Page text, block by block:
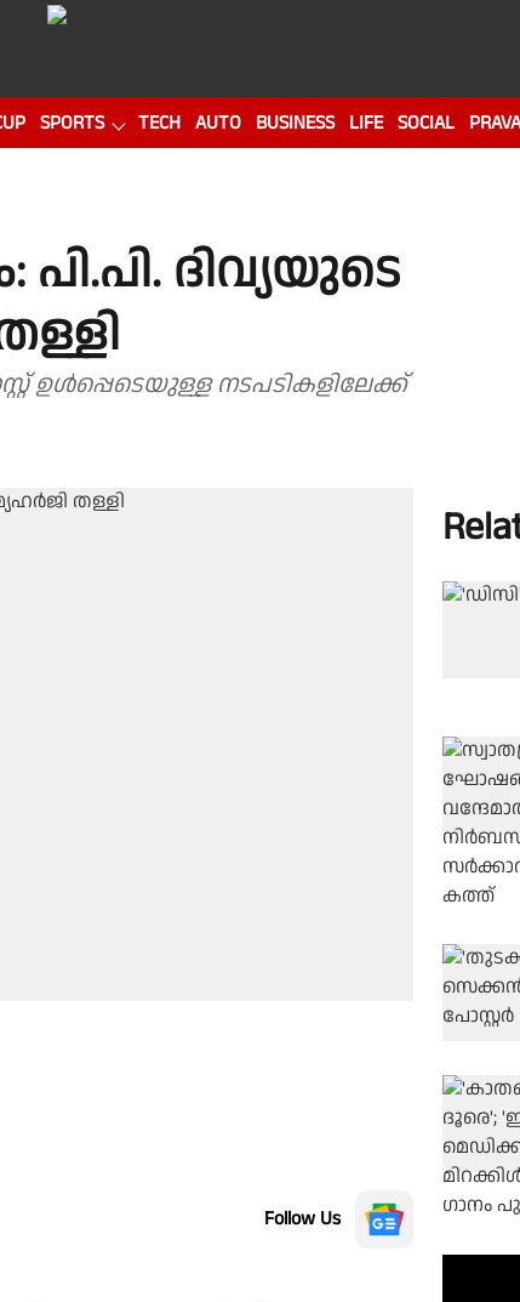
SPORTS TECH AUTO BUSINESS LIFE SOCIAL
ദിവ്യയുടെ
Follow Us